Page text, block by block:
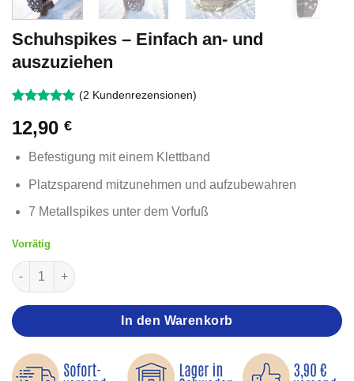
Schuhspikes – Einfach an- und
auszuziehen
mit 5von
5, basierend
Kundenbewertungen
(2 Kundenrezensionen)
12,90 €
Befestigung mit einem Klettband
Platzsparend mitzunehmen und aufzubewahren
7 Metallspikes unter dem Vorfuß
Vorrätig
Schuhspikes – Einfach an- und auszuziehen Menge
In den Warenkorb